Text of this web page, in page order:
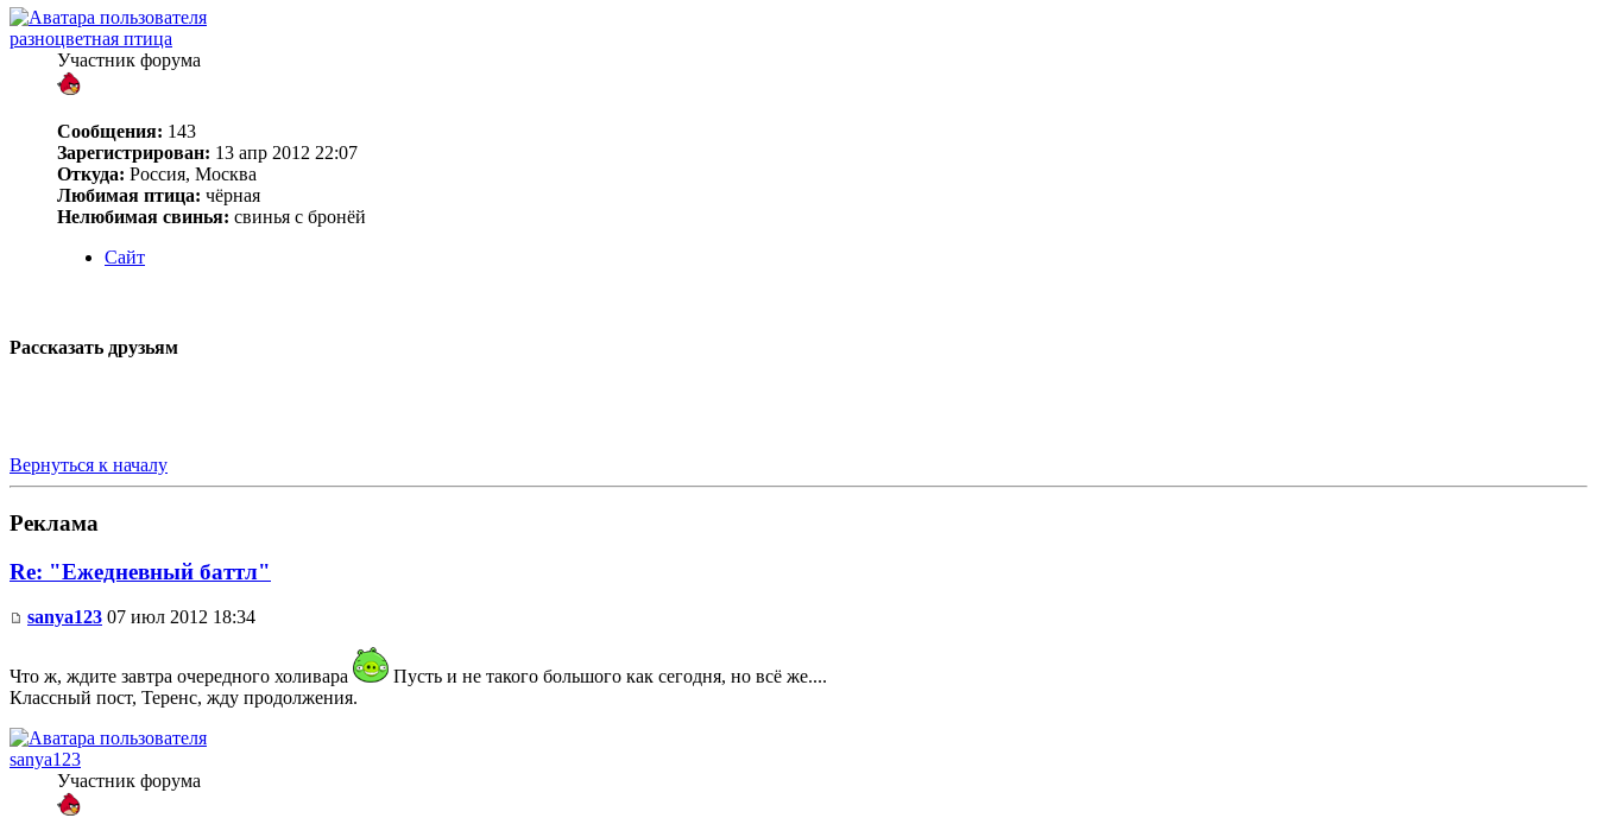
разноцветная птица
Участник форума
Сообщения: 143
Зарегистрирован: 13 апр 2012 22:07
Откуда: Россия, Москва
Любимая птица: чёрная
Нелюбимая свинья: свинья с бронёй
Сайт
Рассказать друзьям
Вернуться к началу
Реклама
Re: "Ежедневный баттл"
sanya123 07 июл 2012 18:34
Что ж, ждите завтра очередного холивара
Пусть и не такого большого как сегодня, но всё же....
Классный пост, Теренс, жду продолжения.
sanya123
Участник форума